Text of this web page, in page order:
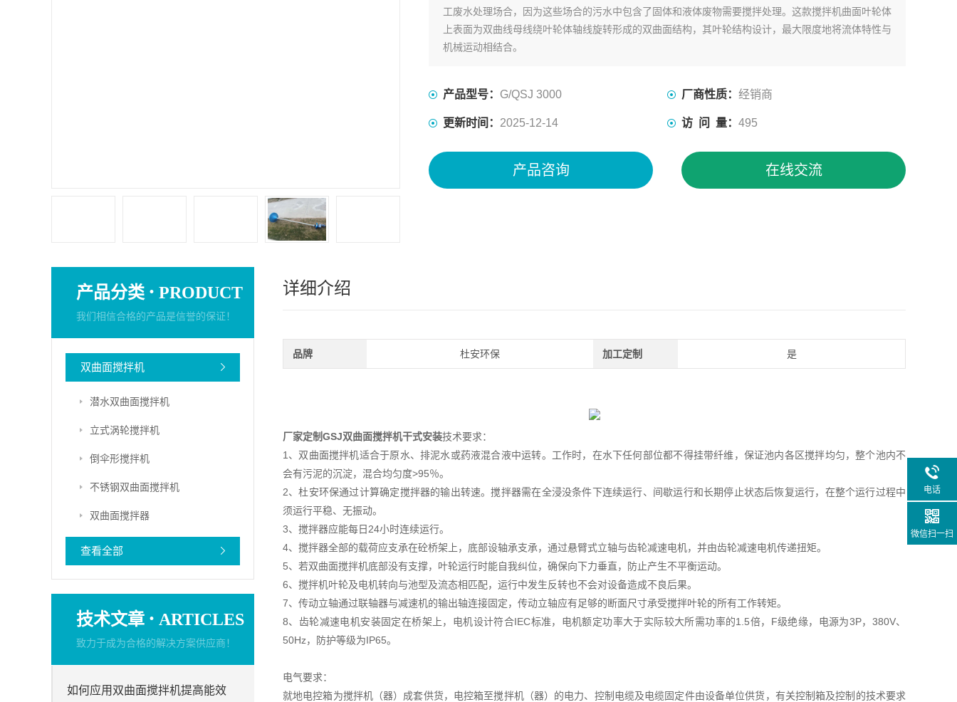
工废水处理场合，因为这些场合的污水中包含了固体和液体废物需要搅拌处理。这款搅拌机曲面叶轮体
上表面为双曲线母线绕叶轮体轴线旋转形成的双曲面结构，其叶轮结构设计，最大限度地将流体特性与
机械运动相结合。
产品型号： G/QSJ 3000 厂商性质： 经销商
更新时间： 2025-12-14 访 问 量： 495
产品咨询 在线交流
产品分类 · PRODUCT
我们相信合格的产品是信誉的保证！
双曲面搅拌机
潜水双曲面搅拌机
立式涡轮搅拌机
倒伞形搅拌机
不锈钢双曲面搅拌机
双曲面搅拌器
查看全部
技术文章 · ARTICLES
致力于成为合格的解决方案供应商！
如何应用双曲面搅拌机提高能效
详细介绍
品牌 杜安环保 加工定制 是
厂家定制GSJ双曲面搅拌机干式安装技术要求：
1、双曲面搅拌机适合于原水、排泥水或药液混合液中运转。工作时，在水下任何部位都不得挂带纤维，保证池内各区搅拌均匀，整个池内不
会有污泥的沉淀，混合均匀度>95％。
2、杜安环保通过计算确定搅拌器的输出转速。搅拌器需在全浸没条件下连续运行、间歇运行和长期停止状态后恢复运行，在整个运行过程中
须运行平稳、无振动。
3、搅拌器应能每日24小时连续运行。
4、搅拌器全部的载荷应支承在砼桥架上，底部设轴承支承，通过悬臂式立轴与齿轮减速电机，并由齿轮减速电机传递扭矩。
5、若双曲面搅拌机底部没有支撑，叶轮运行时能自我纠位，确保向下力垂直，防止产生不平衡运动。
6、搅拌机叶轮及电机转向与池型及流态相匹配，运行中发生反转也不会对设备造成不良后果。
7、传动立轴通过联轴器与减速机的输出轴连接固定，传动立轴应有足够的断面尺寸承受搅拌叶轮的所有工作转矩。
8、齿轮减速电机安装固定在桥架上，电机设计符合IEC标准，电机额定功率大于实际较大所需功率的1.5倍，F级绝缘，电源为3P，380V、
50Hz，防护等级为IP65。
电气要求：
就地电控箱为搅拌机（器）成套供货，电控箱至搅拌机（器）的电力、控制电缆及电缆固定件由设备单位供货，有关控制箱及控制的技术要求
电话
微信扫一扫